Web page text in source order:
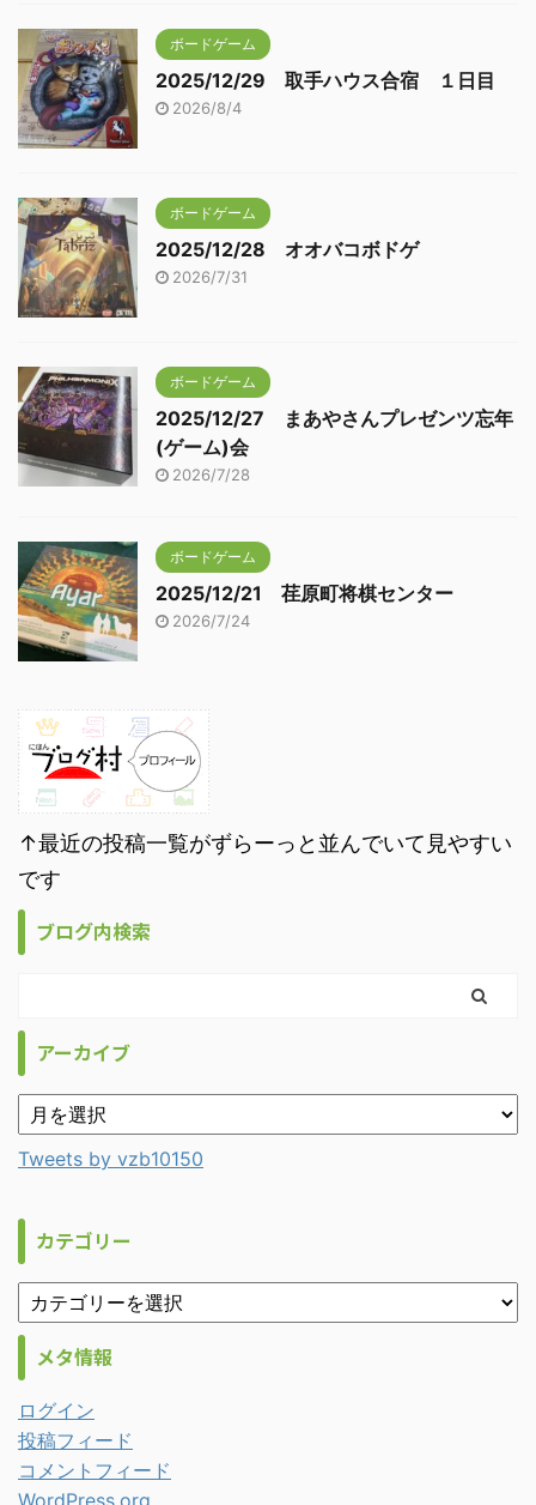
ボードゲーム
2025/12/29 取手ハウス合宿 １日目
2026/8/4
ボードゲーム
2025/12/28 オオバコボドゲ
2026/7/31
ボードゲーム
2025/12/27 まあやさんプレゼンツ忘年
(ゲーム)会
2026/7/28
ボードゲーム
2025/12/21 荏原町将棋センター
2026/7/24
↑最近の投稿一覧がずらーっと並んでいて見やすい
です
ブログ内検索
アーカイブ
Tweets by vzb10150
カテゴリー
メタ情報
ログイン
投稿フィード
コメントフィード
WordPress.org